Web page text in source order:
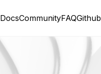
DocsCommunityFAQGithub